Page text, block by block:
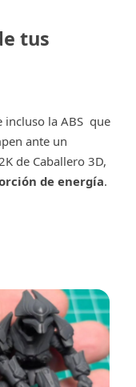
tus
incluso la ABS que
ante un
de Caballero 3D,
de energía.